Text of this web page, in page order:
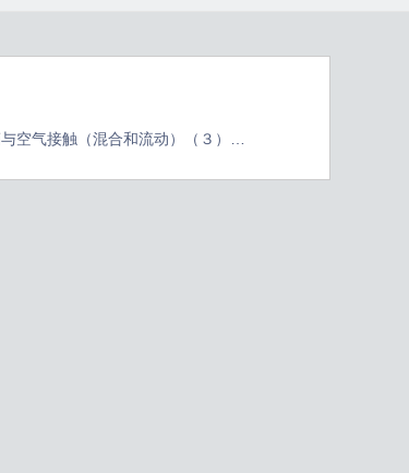
空气接触（混合和流动）（３）雾